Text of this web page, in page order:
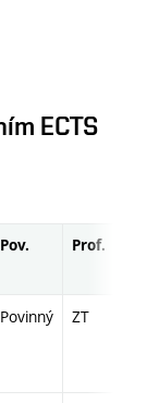
ECTS
Pov. Prof.
Povinný ZT